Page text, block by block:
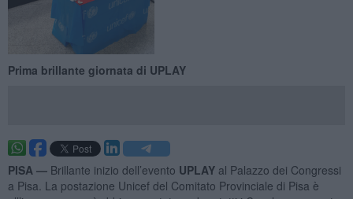
Prima brillante giornata di UPLAY
PISA — Brillante inizio dell’evento UPLAYal Palazzo dei Congressi
a Pisa. La postazione Unicef del Comitato Provinciale di Pisa è